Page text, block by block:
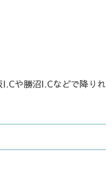
や勝沼I.Cなどで降りれ